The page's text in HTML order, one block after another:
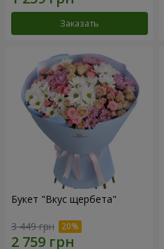
Заказать
Букет "Вкус щербета"
3 449 грн